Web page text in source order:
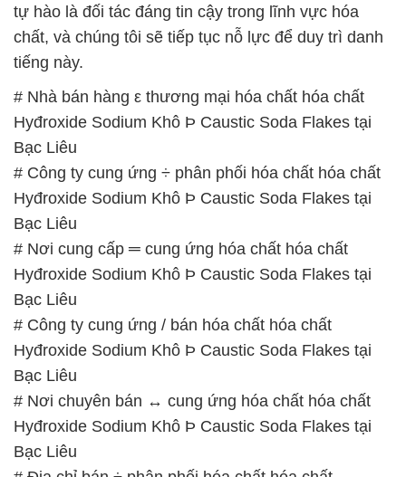
Hyđroxide Sodium Khô Þ Caustic Soda Flakes tại
Bạc Liêu
# Công ty cung ứng ÷ phân phối hóa chất hóa chất
Hyđroxide Sodium Khô Þ Caustic Soda Flakes tại
Bạc Liêu
# Nơi cung cấp ═ cung ứng hóa chất hóa chất
Hyđroxide Sodium Khô Þ Caustic Soda Flakes tại
Bạc Liêu
# Công ty cung ứng / bán hóa chất hóa chất
Hyđroxide Sodium Khô Þ Caustic Soda Flakes tại
Bạc Liêu
# Nơi chuyên bán ↔ cung ứng hóa chất hóa chất
Hyđroxide Sodium Khô Þ Caustic Soda Flakes tại
Bạc Liêu
# Địa chỉ bán ÷ phân phối hóa chất hóa chất
Hyđroxide Sodium Khô Þ Caustic Soda Flakes tại
Bạc Liêu
# Công ty thương mại ○ bán hóa chất hóa chất
Hyđroxide Sodium Khô Þ Caustic Soda Flakes tại